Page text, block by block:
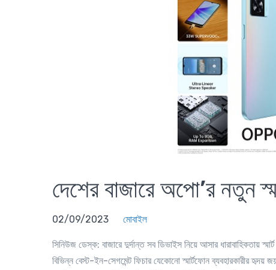
দেশের বাজারে অপো’র নতুন
02/09/2023 মোবাইল
সিনিউজ ডেস্ক: বাজারে দুর্দান্ত সব ডিভাইস নিয়ে আসার ধারাবাহিকতায়
বিভিন্ন বেস্ট-ইন-সেগমেন্ট ফিচার যেকোনো স্মার্টফোন ব্যবহারকারীর